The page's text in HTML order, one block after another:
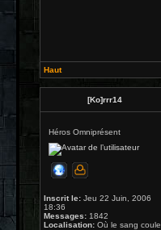
Haut
[Ko]rrr14
Héros Omniprésent
Inscrit le: Jeu 22 Juin, 2006
18:36
Messages: 1842
Localisation: Où le sang coule.